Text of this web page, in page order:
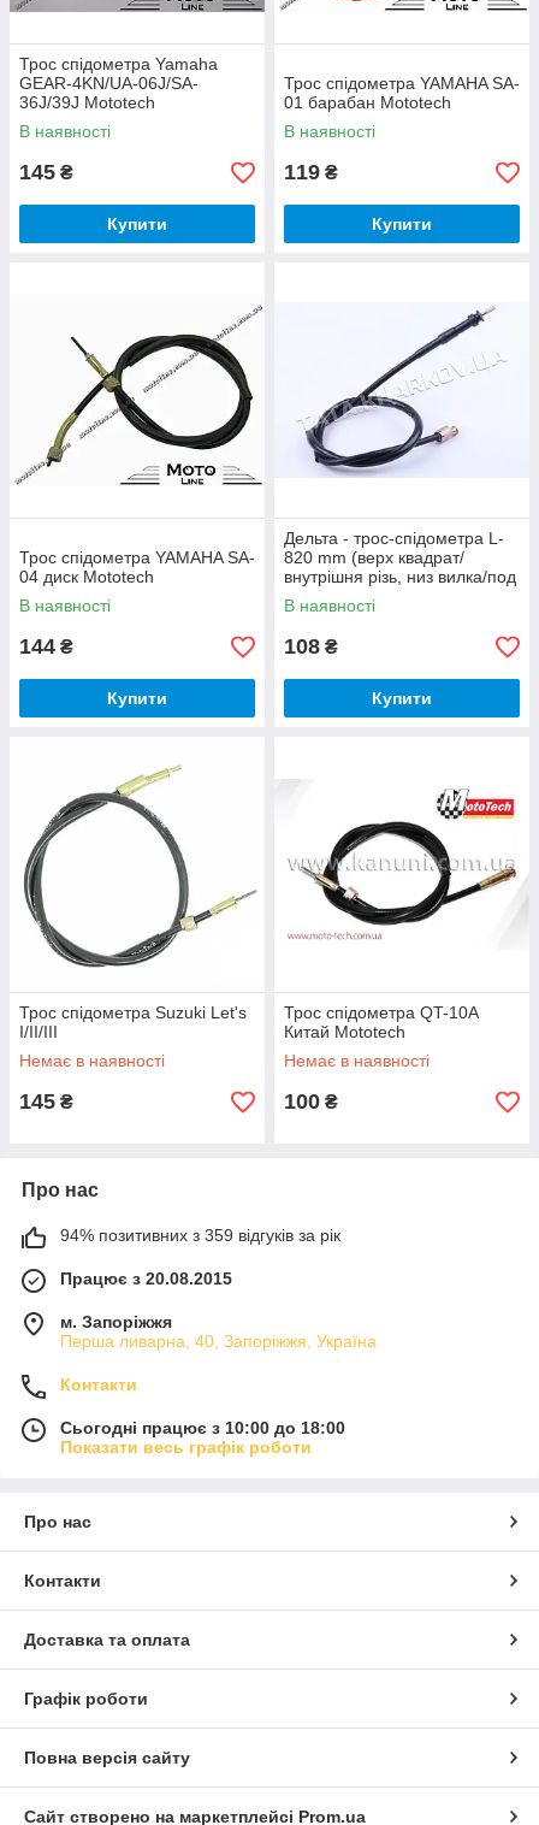
Трос спідометра Yamaha
GEAR-4KN/UA-06J/SA-
36J/39J Mototech
В наявності
145 ₴
Купити
Трос спідометра YAMAHA SA-
01 барабан Mototech
В наявності
119 ₴
Купити
Трос спідометра YAMAHA SA-
04 диск Mototech
В наявності
144 ₴
Купити
Дельта - трос-спідометра L-
820 mm (верх квадрат/
внутрішня різь, низ вилка/под
болт)
В наявності
108 ₴
Купити
Трос спідометра Suzuki Let's
I/II/III
Немає в наявності
145 ₴
Трос спідометра QT-10A
Китай Mototech
Немає в наявності
100 ₴
Про нас
94% позитивних з 359 відгуків за рік
Працює з 20.08.2015
м. Запоріжжя
Перша ливарна, 40, Запоріжжя, Україна
Контакти
Сьогодні працює з 10:00 до 18:00
Показати весь графік роботи
Про нас
Контакти
Доставка та оплата
Графік роботи
Повна версія сайту
Сайт створено на маркетплейсі Prom.ua